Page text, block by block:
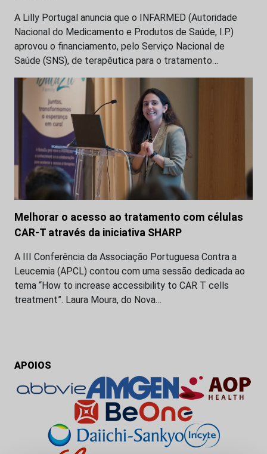
A Lilly Portugal anuncia que o INFARMED (Autoridade
Nacional do Medicamento e Produtos de Saúde, I.P.)
aprovou o financiamento, pelo Serviço Nacional de
Saúde (SNS), de terapêutica para o tratamento…
Melhorar o acesso ao tratamento com células
CAR-T através da iniciativa SHARP
A III Conferência da Associação Portuguesa Contra a
Leucemia (APCL) contou com uma sessão dedicada ao
tema “How to increase accessibility to CAR T cells
treatment”. Laura Moura, do Nova…
APOIOS